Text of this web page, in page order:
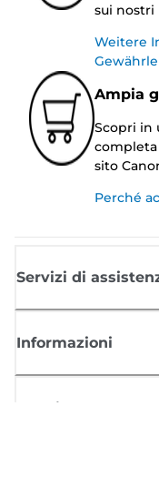
sui nostri
Weitere
Ampia
Scopri in
sito
Perché
Servizi di
Informazioni
Acquisto